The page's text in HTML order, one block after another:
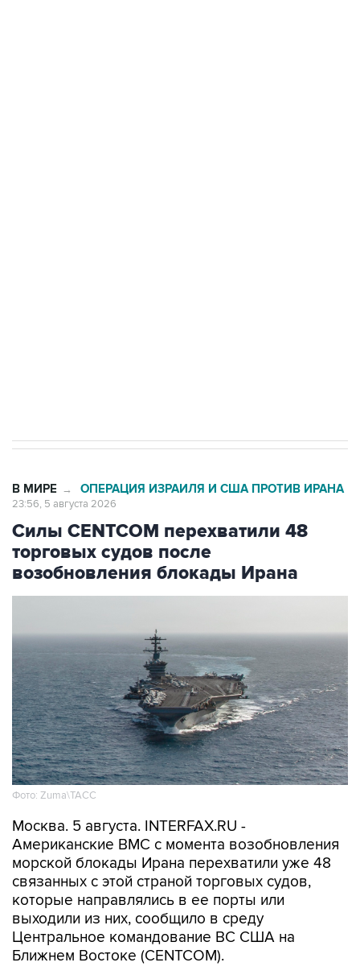
В МИРЕ → ОПЕРАЦИЯ ИЗРАИЛЯ И США ПРОТИВ ИРАНА
23:56, 5 августа 2026
Силы CENTCOM перехватили 48
торговых судов после
возобновления блокады Ирана
Фото: Zuma\ТАСС
Москва. 5 августа. INTERFAX.RU -
Американские ВМС с момента возобновления
морской блокады Ирана перехватили уже 48
связанных с этой страной торговых судов,
которые направлялись в ее порты или
выходили из них, сообщило в среду
Центральное командование ВС США на
Ближнем Востоке (CENTCOM).